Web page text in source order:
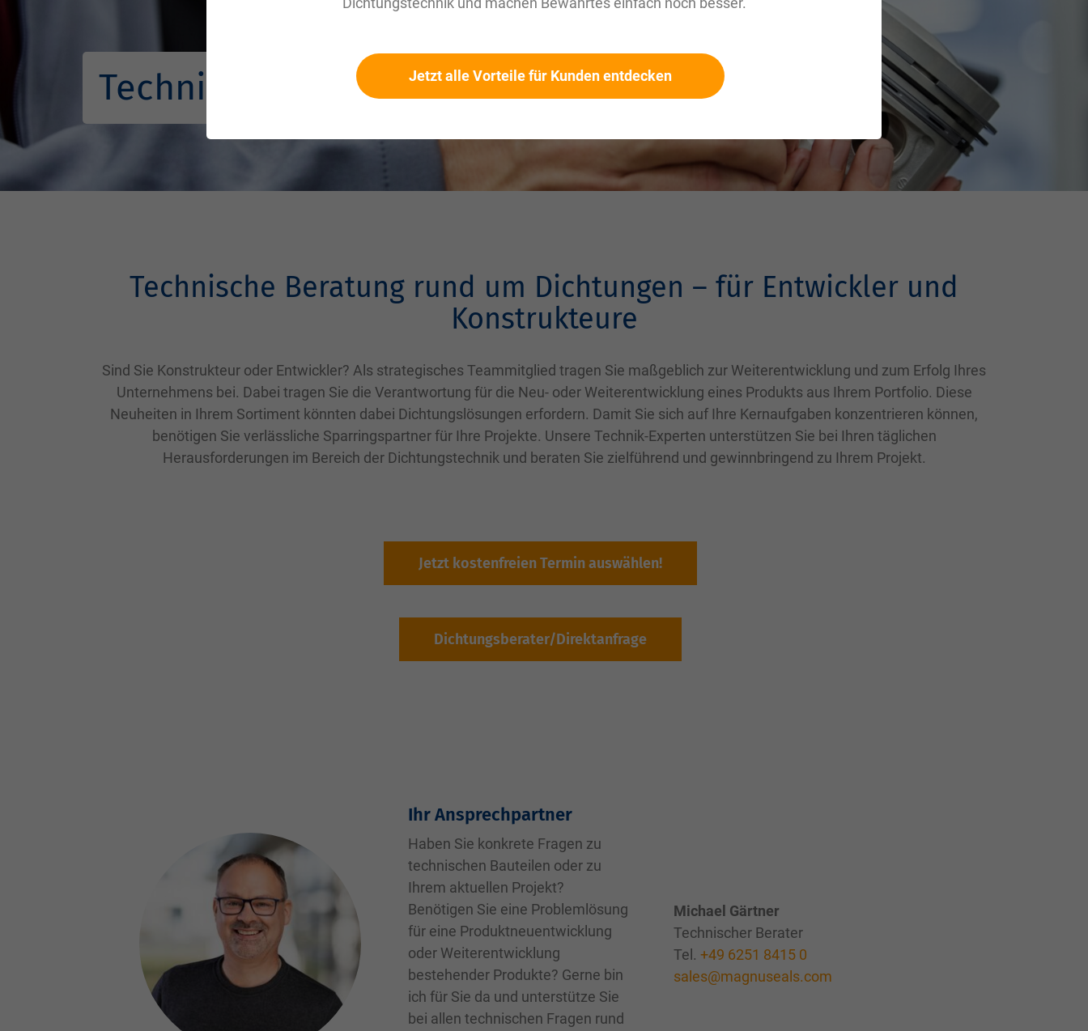
Technische Beratung
Technische Beratung rund um Dichtungen – für Entwickler und
Konstrukteure
Sind Sie Konstrukteur oder Entwickler? Als strategisches Teammitglied tragen Sie maßgeblich zur Weiterentwicklung und zum Erfolg Ihres
Unternehmens bei. Dabei tragen Sie die Verantwortung für die Neu- oder Weiterentwicklung eines Produkts aus Ihrem Portfolio. Diese
Neuheiten in Ihrem Sortiment könnten dabei Dichtungslösungen erfordern. Damit Sie sich auf Ihre Kernaufgaben konzentrieren können,
benötigen Sie verlässliche Sparringspartner für Ihre Projekte. Unsere Technik-Experten unterstützen Sie bei Ihren täglichen
Herausforderungen im Bereich der Dichtungstechnik und beraten Sie zielführend und gewinnbringend zu Ihrem Projekt.
Jetzt kostenfreien Termin auswählen!
Dichtungsberater/Direktanfrage
Ihr Ansprechpartner
Haben Sie konkrete Fragen zu
technischen Bauteilen oder zu
Ihrem aktuellen Projekt?
Benötigen Sie eine Problemlösung
für eine Produktneuentwicklung
oder Weiterentwicklung
bestehender Produkte? Gerne bin
ich für Sie da und unterstütze Sie
bei allen technischen Fragen rund
Michael Gärtner
Technischer Berater
Tel. +49 6251 8415 0
sales@magnuseals.com
Jetzt alle Vorteile für Kunden entdecken